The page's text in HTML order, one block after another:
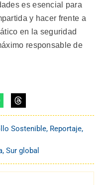
es esencial para
y hacer frente a
en la seguridad
responsable de
Sostenible, Reportaje,
, Sur global